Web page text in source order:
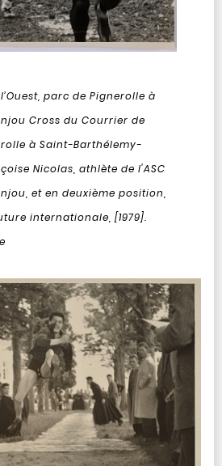
parc de Pignerolle à
Cross du Courrier de
à Saint-Barthélemy-
Nicolas, athlète de l'ASC
et en deuxième position,
internationale, [1979].